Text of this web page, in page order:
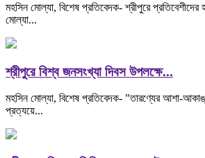
মহসিন মোল্যা, বিশেষ প্রতিবেদক- শ্রীপুরে
মোল্যা...
শ্রীপুরে বিশ্ব জনসংখ্যা দিবস উপলক্ষে...
মহসিন মোল্যা, বিশেষ প্রতিবেদক- "তারণ্যের আশা-
প্রত্যয়ে...